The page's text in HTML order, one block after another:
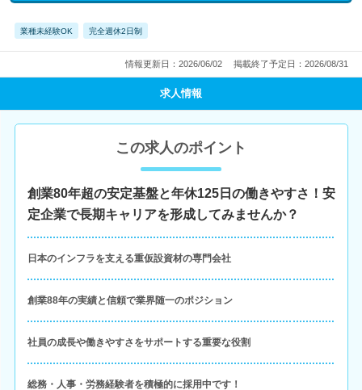
業種未経験OK 完全週休2日制
情報更新日：2026/06/02 掲載終了予定日：2026/08/31
求人情報
この求人のポイント
創業80年超の安定基盤と年休125日の働きやすさ！安
定企業で長期キャリアを形成してみませんか？
日本のインフラを支える重仮設資材の専門会社
創業88年の実績と信頼で業界随一のポジション
社員の成長や働きやすさをサポートする重要な役割
総務・人事・労務経験者を積極的に採用中です！